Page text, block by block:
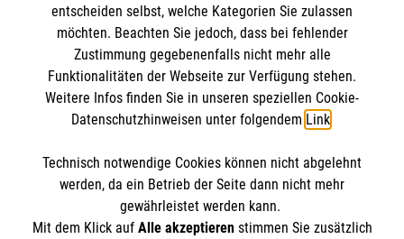
Newsletter abonnieren
Cookies verwalten|AGB|Impressum|Datenschutz
Barrierefreiheit |Kontakt| Sharepoint|Mediathek
entscheiden selbst, welche Kategorien Sie zulassen
möchten. Beachten Sie jedoch, dass bei fehlender
Zustimmung gegebenenfalls nicht mehr alle
Funktionalitäten der Webseite zur Verfügung stehen.
Weitere Infos finden Sie in unseren speziellen Cookie-
Datenschutzhinweisen unter folgendem Link.
Technisch notwendige Cookies können nicht abgelehnt
werden, da ein Betrieb der Seite dann nicht mehr
gewährleistet werden kann.
Mit dem Klick auf Alle akzeptierenstimmen Sie zusätzlich